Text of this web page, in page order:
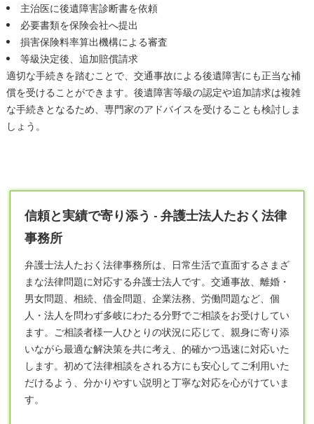
主治医に後遺障害診断書を依頼
必要書類を保険会社へ提出
損害保険料率算出機構による審査
等級決定後、追加賠償請求
適切な手続きを踏むことで、交通事故による後遺障害にも正当な補
償を受けることができます。後遺障害等級の認定や追加請求は複雑
な手続きとなるため、専門家のアドバイスを受けることも検討しま
しょう。
信頼と実績で寄り添う - 弁護士法人たおく法律
事務所
弁護士法人たおく法律事務所は、日常生活で直面するさまざ
まな法律問題に対応する弁護士法人です。交通事故、離婚・
男女問題、相続、借金問題、企業法務、労働問題など、個
人・法人を問わず多岐にわたる分野でご相談をお受けしてい
ます。ご相談者様一人ひとりの状況に応じて、親身に寄り添
いながら最適な解決策を共に考え、的確かつ迅速に対応いた
します。初めて法律相談をされる方にも安心してご利用いた
だけるよう、分かりやすい説明と丁寧な対応を心がけていま
す。